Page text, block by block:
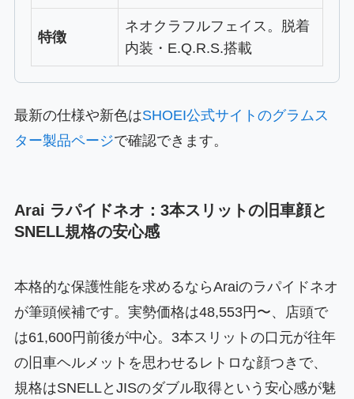
特徴
ネオクラフルフェイス。脱着
内装・E.Q.R.S.搭載
最新の仕様や新色はSHOEI公式サイトのグラムス
ター製品ページで確認できます。
Arai ラパイドネオ：3本スリットの旧車顔と
SNELL規格の安心感
本格的な保護性能を求めるならAraiのラパイドネオ
が筆頭候補です。実勢価格は48,553円〜、店頭で
は61,600円前後が中心。3本スリットの口元が往年
の旧車ヘルメットを思わせるレトロな顔つきで、
規格はSNELLとJISのダブル取得という安心感が魅